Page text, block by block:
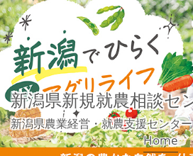
新潟県新規就農相談セ
新潟県農業経営・就農支援センター
Home